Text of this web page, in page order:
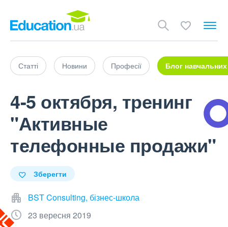
Статті Новини Професії Блог навчальних
4-5 октября, тренинг
"Активные
телефонные продажи"
Зберегти
BST Consulting, бізнес-школа
23 вересня 2019